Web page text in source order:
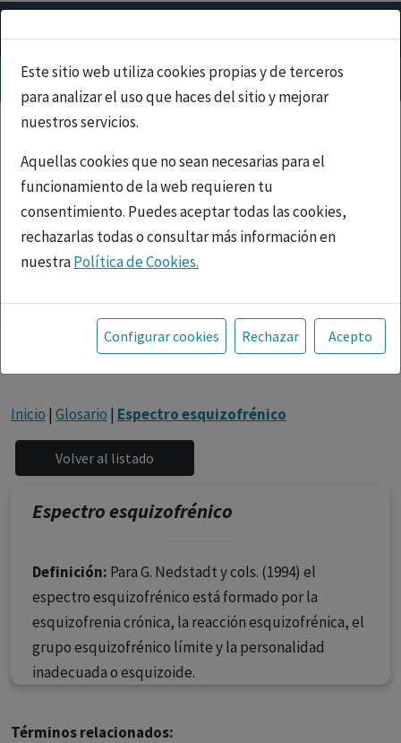
Este sitio web utiliza cookies propias y de terceros
para analizar el uso que haces del sitio y mejorar
nuestros servicios.
Aquellas cookies que no sean necesarias para el
funcionamiento de la web requieren tu
consentimiento. Puedes aceptar todas las cookies,
rechazarlas todas o consultar más información en
nuestraPolítica de Cookies.
Toda la información incluida en la Página Web está
referida a productos del mercado español y, por
tanto, dirigida a profesionales sanitarios legalmente
facultados para prescribir o dispensar medicamentos
con ejercicio profesional. La información técnica de los
fármacos se facilita a título meramente informativo,
siendo responsabilidad de los profesionales
facultados prescribir medicamentos y decidir, en cada
caso concreto, el tratamiento más adecuado a las
necesidades del paciente.
Configurar cookies Rechazar Acepto
Inicio | Glosario | Espectro esquizofrénico
Espectro esquizofrénico
Definición: Para G. Nedstadt y cols. (1994) el
espectro esquizofrénico está formado por la
esquizofrenia crónica, la reacción esquizofrénica, el
grupo esquizofrénico límite y la personalidad
inadecuada o esquizoide.
Términos relacionados: